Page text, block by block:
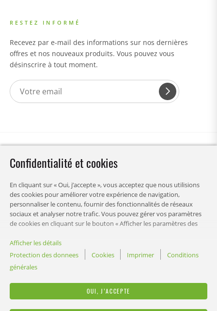
RESTEZ INFORMÉ
Recevez par e-mail des informations sur nos dernières
offres et nos nouveaux produits. Vous pouvez vous
désinscrire à tout moment.
Confidentialité et cookies
En cliquant sur « Oui, j’accepte », vous acceptez que nous utilisions
des cookies pour améliorer votre expérience de navigation,
personnaliser le contenu, fournir des fonctionnalités de réseaux
sociaux et analyser notre trafic. Vous pouvez gérer vos paramètres
de cookies en cliquant sur le bouton « Afficher les paramètres des
Afficher les détails
Protection des donnees
Cookies Imprimer
Conditions
générales
OUI, J’ACCEPTE